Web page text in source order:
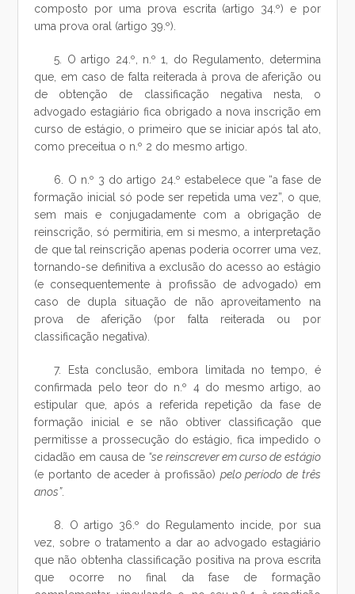
composto por uma prova escrita (artigo 34.º) e por
uma prova oral (artigo 39.º).
5. O artigo 24.º, n.º 1, do Regulamento, determina
que, em caso de falta reiterada à prova de aferição ou
de obtenção de classificação negativa nesta, o
advogado estagiário fica obrigado a nova inscrição em
curso de estágio, o primeiro que se iniciar após tal ato,
como preceitua o n.º 2 do mesmo artigo.
6. O n.º 3 do artigo 24.º estabelece que “a fase de
formação inicial só pode ser repetida uma vez”, o que,
sem mais e conjugadamente com a obrigação de
reinscrição, só permitiria, em si mesmo, a interpretação
de que tal reinscrição apenas poderia ocorrer uma vez,
tornando-se definitiva a exclusão do acesso ao estágio
(e consequentemente à profissão de advogado) em
caso de dupla situação de não aproveitamento na
prova de aferição (por falta reiterada ou por
classificação negativa).
7. Esta conclusão, embora limitada no tempo, é
confirmada pelo teor do n.º 4 do mesmo artigo, ao
estipular que, após a referida repetição da fase de
formação inicial e se não obtiver classificação que
permitisse a prossecução do estágio, fica impedido o
cidadão em causa de “se reinscrever em curso de estágio
(e portanto de aceder à profissão) pelo período de três
anos”.
8. O artigo 36.º do Regulamento incide, por sua
vez, sobre o tratamento a dar ao advogado estagiário
que não obtenha classificação positiva na prova escrita
que ocorre no final da fase de formação